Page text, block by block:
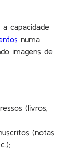
capacidade
numa
imagens de
(livros,
(notas